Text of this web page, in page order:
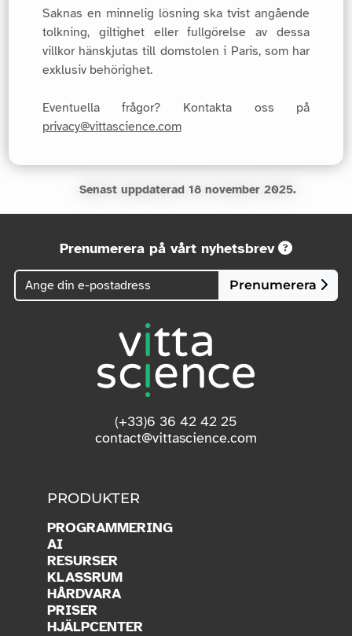
Saknas en minnelig lösning ska tvist angående
tolkning, giltighet eller fullgörelse av dessa
villkor hänskjutas till domstolen i Paris, som har
exklusiv behörighet.
Eventuella frågor? Kontakta oss på
privacy@vittascience.com
Senast uppdaterad 18 november 2025.
Prenumerera på vårt nyhetsbrev
Prenumerera
(+33)6 36 42 42 25
contact@vittascience.com
PRODUKTER
PROGRAMMERING
AI
RESURSER
KLASSRUM
HÅRDVARA
PRISER
HJÄLPCENTER